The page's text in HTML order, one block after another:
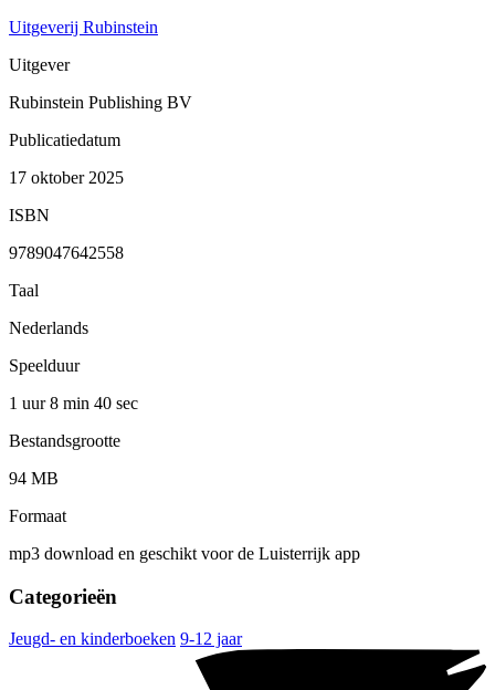
Uitgeverij Rubinstein
Uitgever
Rubinstein Publishing BV
Publicatiedatum
17 oktober 2025
ISBN
9789047642558
Taal
Nederlands
Speelduur
1 uur 8 min 40 sec
Bestandsgrootte
94 MB
Formaat
mp3 download en geschikt voor de Luisterrijk app
Categorieën
Jeugd- en kinderboeken 9-12 jaar